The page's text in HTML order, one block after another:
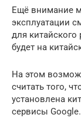
Ещё внимание
эксплуатации
для китайского
будет на
На этом
считать того,
установлена
сервисы Google.